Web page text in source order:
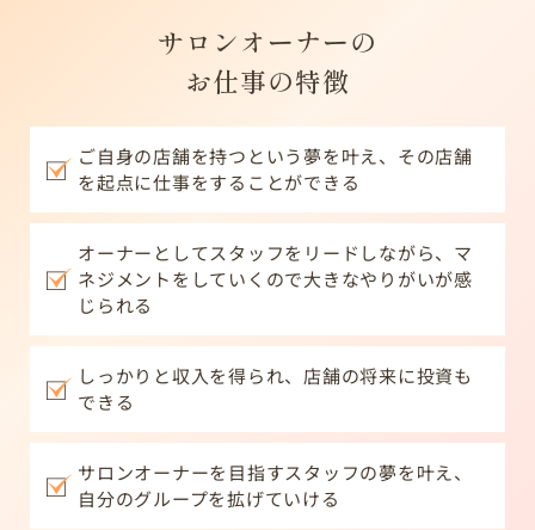
サロンオーナーの
お仕事の特徴
ご自身の店舗を持つという夢を叶え、その店舗
を起点に仕事をすることができる
オーナーとしてスタッフをリードしながら、 マ
ネジメントをしていくので大きなやりがいが感
じられる
しっかりと収入を得られ、店舗の将来に投資も
できる
サロンオーナーを目指すスタッフの夢を叶え、
自分のグループを拡げていける